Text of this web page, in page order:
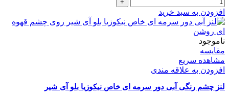
افزودن به سبد خرید
ناموجود
مقایسه
مشاهده سریع
افزودن به علاقه مندی
لنز چشم رنگی آبی دور سرمه ای خاص نیکوزیا بلو آی شیر